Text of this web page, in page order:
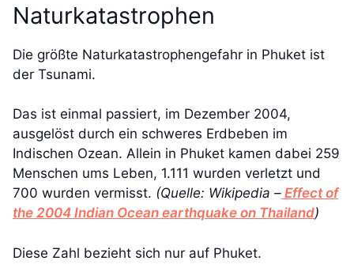
Naturkatastrophen
Die größte Naturkatastrophengefahr in Phuket ist
der Tsunami.
Das ist einmal passiert, im Dezember 2004,
ausgelöst durch ein schweres Erdbeben im
Indischen Ozean. Allein in Phuket kamen dabei 259
Menschen ums Leben, 1.111 wurden verletzt und
700 wurden vermisst. (Quelle: Wikipedia – Effect of
the 2004 Indian Ocean earthquake on Thailand)
Diese Zahl bezieht sich nur auf Phuket.